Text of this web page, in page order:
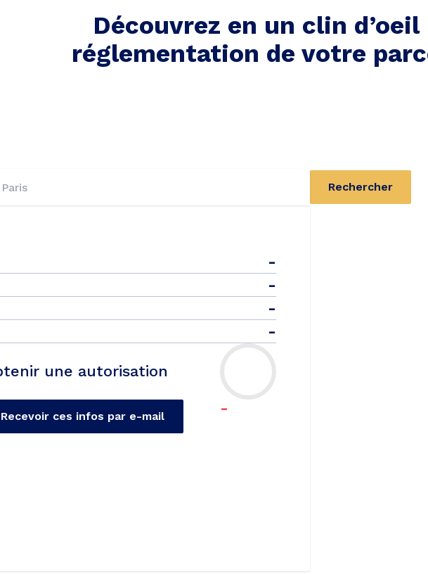
Découvrez en un clin d’oeil
réglementation de votre
Rechercher
-
-
-
-
une autorisation
-
Recevoir ces infos par e-mail